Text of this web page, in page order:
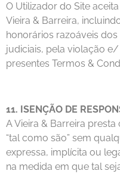
O Utilizador do Site
Vieira & Barreira,
honorários razoáveis
judiciais, pela violação
presentes Termos &
11. ISENÇÃO DE
A Vieira & Barreira
“tal como são” sem
expressa, implícita ou
na medida em que tal